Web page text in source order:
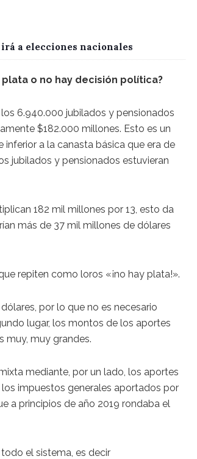
irá a elecciones nacionales
o no hay decisión política?
6.940.000 jubilados y pensionados
$182.000 millones. Esto es un
a la canasta básica que era de
jubilados y pensionados estuvieran
182 mil millones por 13, esto da
más de 37 mil millones de dólares
repiten como loros «¡no hay plata!».
por lo que no es necesario
lugar, los montos de los aportes
muy, muy grandes.
mediante, por un lado, los aportes
impuestos generales aportados por
a principios de año 2019 rondaba el
el sistema, es decir